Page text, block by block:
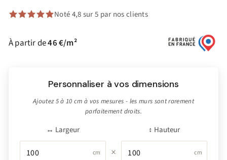
Noté 4,8 sur 5 par nos clients
À partir de46 €/m²
Personnaliser à vos dimensions
Ajoutez 5 à 10 cm à vos mesures - les murs sont rarement
parfaitement droits.
↔ Largeur
cm ×
↕ Hauteur
cm